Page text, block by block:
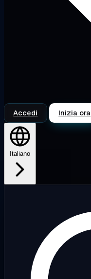
Accedi Inizia ora
Italiano